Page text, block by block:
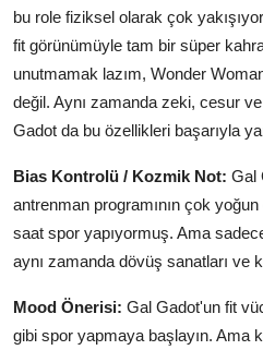
bu role fiziksel olarak çok
fit görünümüyle tam bir süper
unutmamak lazım, Wonder
değil. Aynı zamanda zeki, cesur
Gadot da bu özellikleri başarıyla
Bias Kontrolü / Kozmik Not: Gal
antrenman programının çok
saat spor yapıyormuş. Ama
aynı zamanda dövüş sanatları ve
Mood Önerisi: Gal Gadot'un fit
gibi spor yapmaya başlayın. Ama